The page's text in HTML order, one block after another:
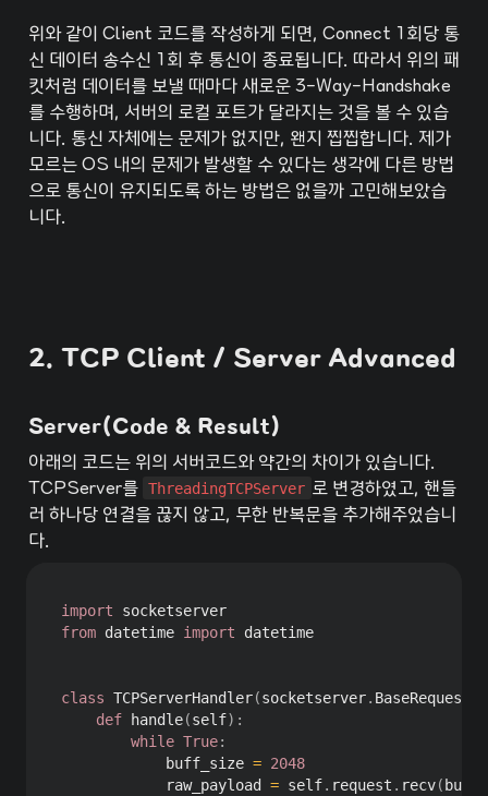
위와 같이 Client 코드를 작성하게 되면, Connect 1회당 통
신 데이터 송수신 1회 후 통신이 종료됩니다. 따라서 위의 패
킷처럼 데이터를 보낼 때마다 새로운 3-Way-Handshake
를 수행하며, 서버의 로컬 포트가 달라지는 것을 볼 수 있습
니다. 통신 자체에는 문제가 없지만, 왠지 찝찝합니다. 제가
모르는 OS 내의 문제가 발생할 수 있다는 생각에 다른 방법
으로 통신이 유지되도록 하는 방법은 없을까 고민해보았습
니다.
2. TCP Client / Server Advanced
Server(Code & Result)
아래의 코드는 위의 서버코드와 약간의 차이가 있습니다.
TCPServer를 ThreadingTCPServer 로 변경하였고, 핸들
러 하나당 연결을 끊지 않고, 무한 반복문을 추가해주었습니
다.
import
from datetime import datetime
class TCPServerHandler(socketserver.
def
handle(self) :
while True:
            buff_size
= 2048
            raw_payload
= self. request . recv(